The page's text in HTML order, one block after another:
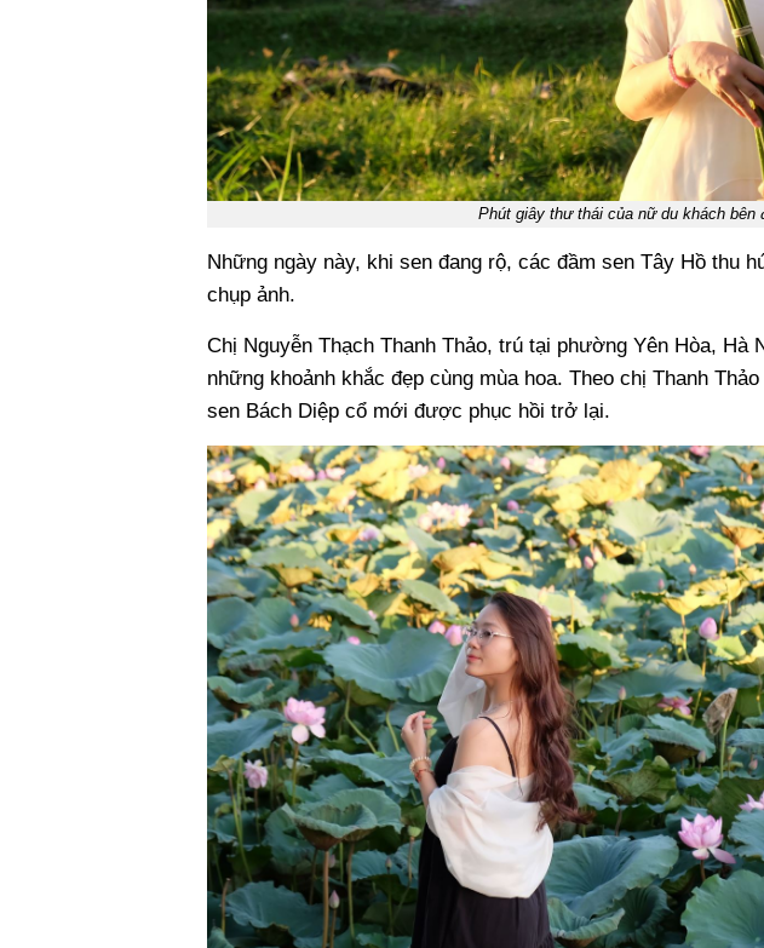
Phút giây thư thái của nữ du khách bên
Những ngày này, khi sen đang rộ, các đầm sen Tây Hồ thu
chụp ảnh.
Chị Nguyễn Thạch Thanh Thảo, trú tại phường Yên Hòa, Hà
những khoảnh khắc đẹp cùng mùa hoa. Theo chị Thanh
sen Bách Diệp cổ mới được phục hồi trở lại.